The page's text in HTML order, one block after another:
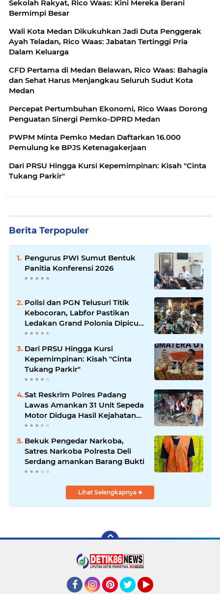
Sekolah Rakyat, Rico Waas: Kini Mereka Berani
Bermimpi Besar
Wali Kota Medan Dikukuhkan Jadi Duta Penggerak
Ayah Teladan, Rico Waas: Jabatan Tertinggi Pria
Dalam Keluarga
CFD Pertama di Medan Belawan, Rico Waas: Bahagia
dan Sehat Harus Menjangkau Seluruh Sudut Kota
Medan
Percepat Pertumbuhan Ekonomi, Rico Waas Dorong
Penguatan Sinergi Pemko-DPRD Medan
PWPM Minta Pemko Medan Daftarkan 16.000
Pemulung ke BPJS Ketenagakerjaan
Dari PRSU Hingga Kursi Kepemimpinan: Kisah "Cinta
Tukang Parkir"
Berita Terpopuler
Pengurus PWI Sumut Bentuk
Panitia Konferensi 2026
Polisi dan PGN Telusuri Titik
Kebocoran, Labfor Pastikan
Ledakan Grand Polonia Dipicu
Akumulasi Gas
Dari PRSU Hingga Kursi
Kepemimpinan: Kisah "Cinta
Tukang Parkir"
Sat Reskrim Polres Padang
Lawas Amankan 31 Unit Sepeda
Motor Diduga Hasil Kejahatan
dari Rumah Warga di Pasar
Latong
Bekuk Pengedar Narkoba,
Satres Narkoba Polresta Deli
Serdang amankan Barang Bukti
Lihat Selengkapnya